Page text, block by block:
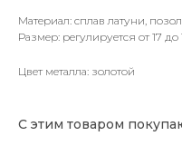
Материал: сплав латуни,
Размер: регулируется от 17 до
Цвет металла: золотой
С этим товаром